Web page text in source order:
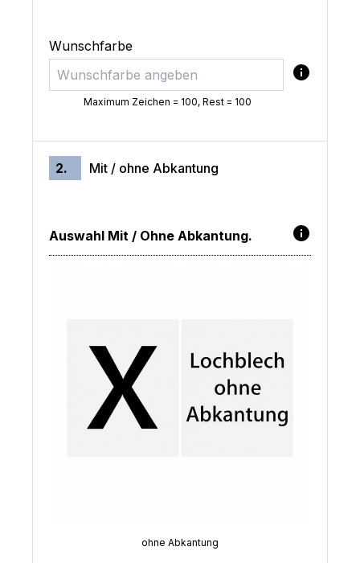
Wunschfarbe
Maximum Zeichen = 100, Rest = 100
2. Mit / ohne Abkantung
Auswahl Mit / Ohne Abkantung.
ohne Abkantung